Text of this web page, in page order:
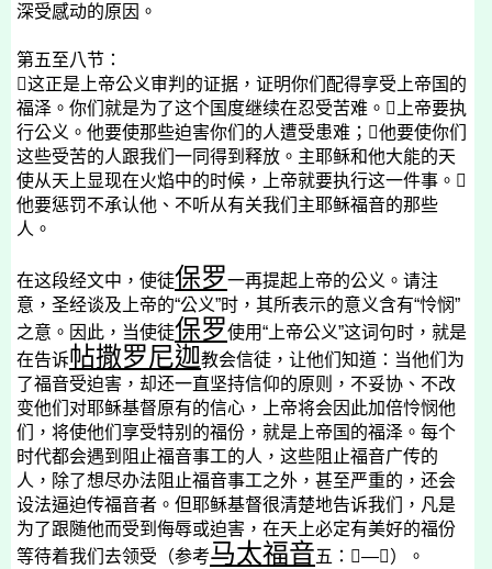
深受感动的原因。
第五至八节：
这正是上帝公义审判的证据，证明你们配得享受上帝国的
福泽。你们就是为了这个国度继续在忍受苦难。  上帝要执
行公义。他要使那些迫害你们的人遭受患难； 他要使你们
这些受苦的人跟我们一同得到释放。主耶稣和他大能的天
使从天上显现在火焰中的时候，上帝就要执行这一件事。 
他要惩罚不承认他、不听从有关我们主耶稣福音的那些
人。
在这段经文中，使徒保罗一再提起上帝的公义。请注
意，圣经谈及上帝的“公义”时，其所表示的意义含有“怜悯”
之意。因此，当使徒保罗使用“上帝公义”这词句时，就是
在告诉帖撒罗尼迦教会信徒，让他们知道：当他们为
了福音受迫害，却还一直坚持信仰的原则，不妥协、不改
变他们对耶稣基督原有的信心，上帝将会因此加倍怜悯他
们，将使他们享受特别的福份，就是上帝国的福泽。每个
时代都会遇到阻止福音事工的人，这些阻止福音广传的
人，除了想尽办法阻止福音事工之外，甚至严重的，还会
设法逼迫传福音者。但耶稣基督很清楚地告诉我们，凡是
为了跟随他而受到侮辱或迫害，在天上必定有美好的福份
等待着我们去领受（参考马太福音五： —）。